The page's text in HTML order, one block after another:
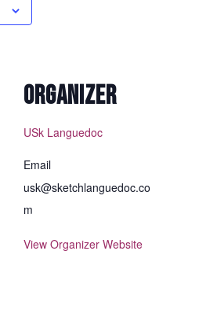
ORGANIZER
USk Languedoc
Email
usk@sketchlanguedoc.co
m
View Organizer Website